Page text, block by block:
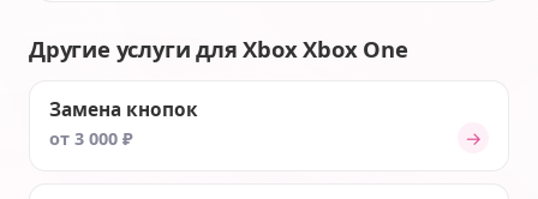
Другие услуги для Xbox Xbox One
Замена кнопок
от 3 000 ₽ →